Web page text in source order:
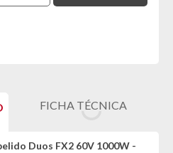
FICHA TÉCNICA
Duos FX2 60V 1000W -